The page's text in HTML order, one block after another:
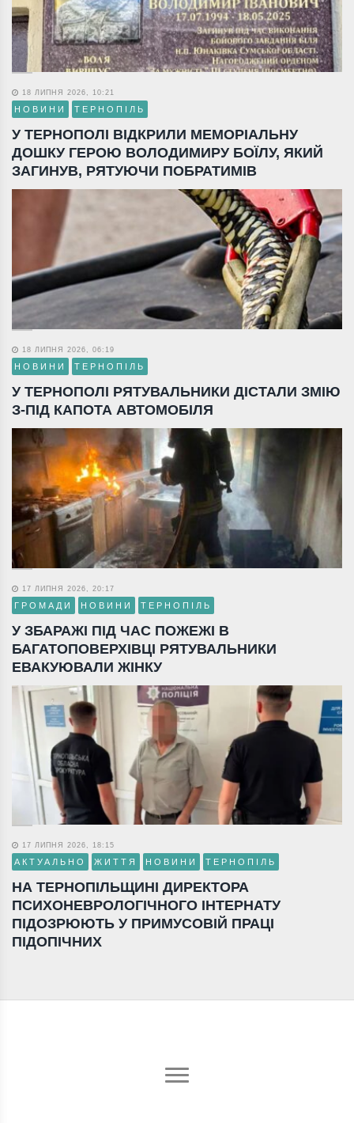
18 ЛИПНЯ 2026, 10:21
НОВИНИ ТЕРНОПІЛЬ
У ТЕРНОПОЛІ ВІДКРИЛИ МЕМОРІАЛЬНУ
ДОШКУ ГЕРОЮ ВОЛОДИМИРУ БОЇЛУ, ЯКИЙ
ЗАГИНУВ, РЯТУЮЧИ ПОБРАТИМІВ
18 ЛИПНЯ 2026, 06:19
НОВИНИ ТЕРНОПІЛЬ
У ТЕРНОПОЛІ РЯТУВАЛЬНИКИ ДІСТАЛИ ЗМІЮ
З-ПІД КАПОТА АВТОМОБІЛЯ
17 ЛИПНЯ 2026, 20:17
ГРОМАДИ НОВИНИ ТЕРНОПІЛЬ
У ЗБАРАЖІ ПІД ЧАС ПОЖЕЖІ В
БАГАТОПОВЕРХІВЦІ РЯТУВАЛЬНИКИ
ЕВАКУЮВАЛИ ЖІНКУ
17 ЛИПНЯ 2026, 18:15
АКТУАЛЬНО ЖИТТЯ НОВИНИ ТЕРНОПІЛЬ
НА ТЕРНОПІЛЬЩИНІ ДИРЕКТОРА
ПСИХОНЕВРОЛОГІЧНОГО ІНТЕРНАТУ
ПІДОЗРЮЮТЬ У ПРИМУСОВІЙ ПРАЦІ
ПІДОПІЧНИХ